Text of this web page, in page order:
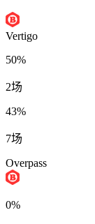
Vertigo
50%
2场
43%
7场
Overpass
0%